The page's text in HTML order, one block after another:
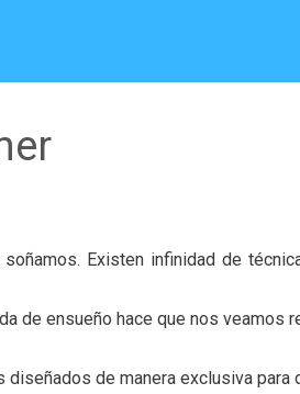
Existen infinidad de
de ensueño hace que nos
de manera exclusiva